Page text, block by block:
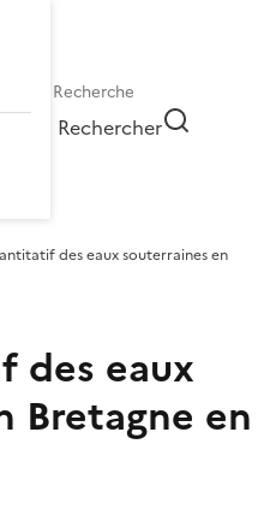
Rechercher
des eaux souterraines en
des eaux
Bretagne en